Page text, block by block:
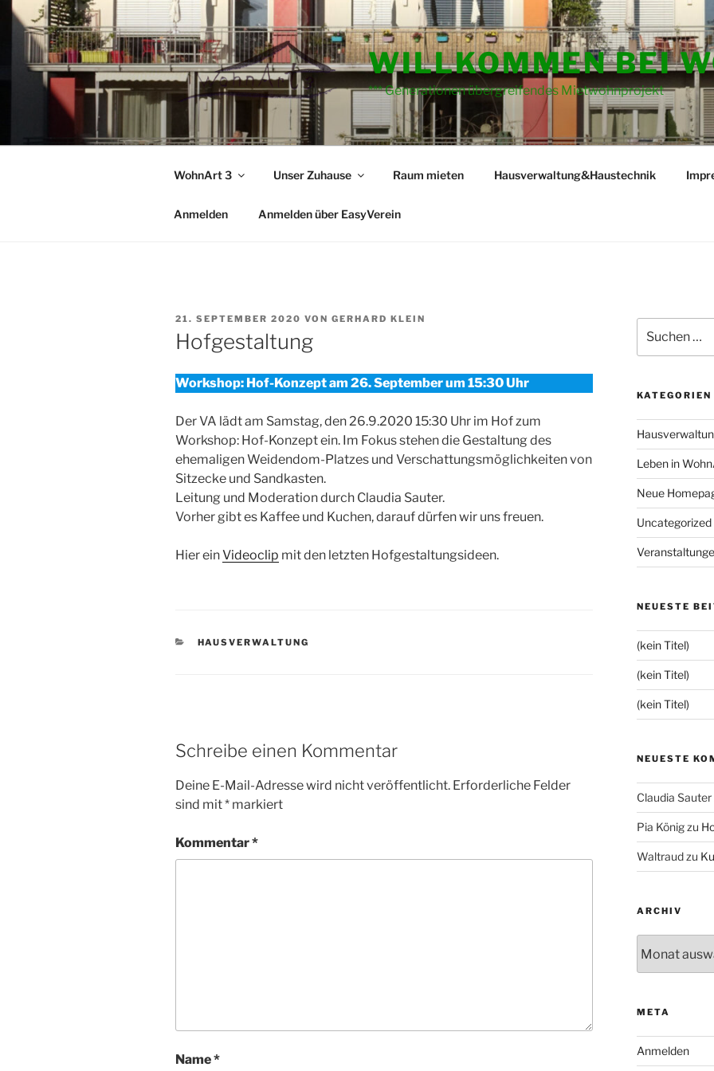
Zum
Inhalt
springen
WILLKOMMEN BEI
*** Generationen übergreifendes Mietwohnprojekt
WohnArt 3 Unser Zuhause Raum mieten Hausverwaltung&Haustechnik
Anmelden Anmelden über EasyVerein
VERÖFFENTLICHT
AM
21. SEPTEMBER 2020 VON GERHARD KLEIN
Hofgestaltung
Workshop: Hof-Konzept am 26. September um 15:30 Uhr
Der VA lädt am Samstag, den 26.9.2020 15:30 Uhr im Hof zum
Workshop: Hof-Konzept ein. Im Fokus stehen die Gestaltung des
ehemaligen Weidendom-Platzes und Verschattungsmöglichkeiten von
Sitzecke und Sandkasten.
Leitung und Moderation durch Claudia Sauter.
Vorher gibt es Kaffee und Kuchen, darauf dürfen wir uns freuen.
Hier einVideoclip mit den letzten Hofgestaltungsideen.
KATEGORIEN
HAUSVERWALTUNG
Schreibe einen Kommentar
Deine E-Mail-Adresse wird nicht veröffentlicht. Erforderliche Felder
sind mit* markiert
Kommentar*
Name*
nach:
KATEGORIEN
Leben in
Neue
Uncategorized
NEUESTE
(kein Titel)
(kein Titel)
(kein Titel)
NEUESTE
Claudia Sauter
Pia Königzu
Waltraudzu
ARCHIV
META
Anmelden